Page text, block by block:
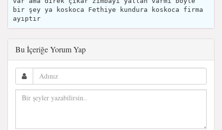
bir şey ya koskoca Fethiye kundura koskoca firma
ayıptır
Bu İçeriğe Yorum Yap